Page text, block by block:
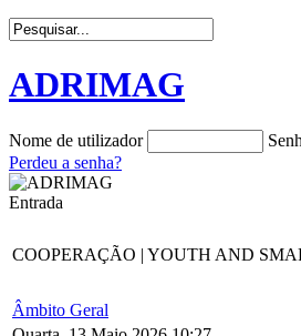
ADRIMAG
Nome de utilizador
Perdeu a senha?
Entrada
COOPERAÇÃO | YOUTH AND
Âmbito Geral